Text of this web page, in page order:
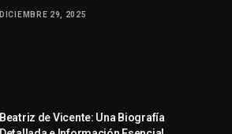
DICIEMBRE 29, 2025
Beatriz de Vicente: Una Biografía